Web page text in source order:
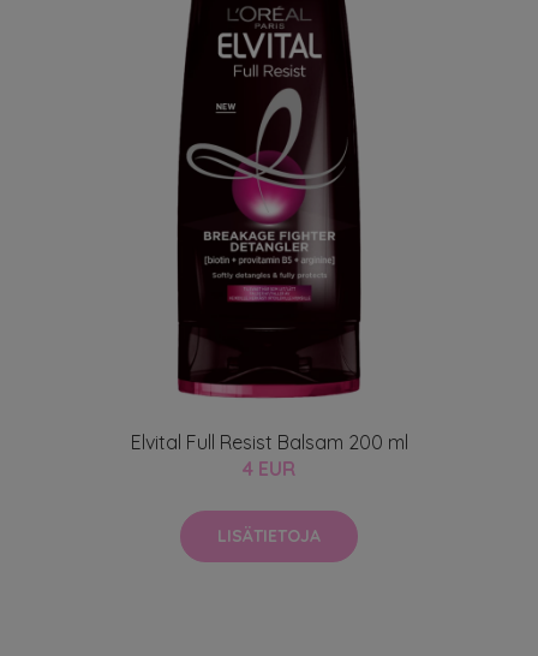
Elvital Full Resist Balsam 200 ml
4 EUR
LISÄTIETOJA